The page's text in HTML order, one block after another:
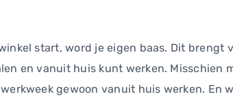
start, word je eigen baas. Dit
en vanuit huis kunt werken. Misschien
gewoon vanuit huis werken. En